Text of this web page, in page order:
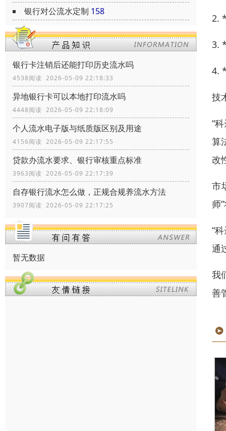
银行对公流水定制 158
银行卡注销后还能打印历史流水吗
4538阅读 2026-05-09 22:18:33
异地银行卡可以本地打印流水吗
4448阅读 2026-05-09 22:18:09
个人流水电子版与纸质版区别及用途
4156阅读 2026-05-09 22:17:55
贷款办流水要求、银行审核重点标准
3963阅读 2026-05-09 22:17:39
自存银行流水怎么做，正规合规养流水方法
3907阅读 2026-05-09 22:17:25
暂无数据
2.
3.
4.
技
“
算
改
市
师
“
通
我
善